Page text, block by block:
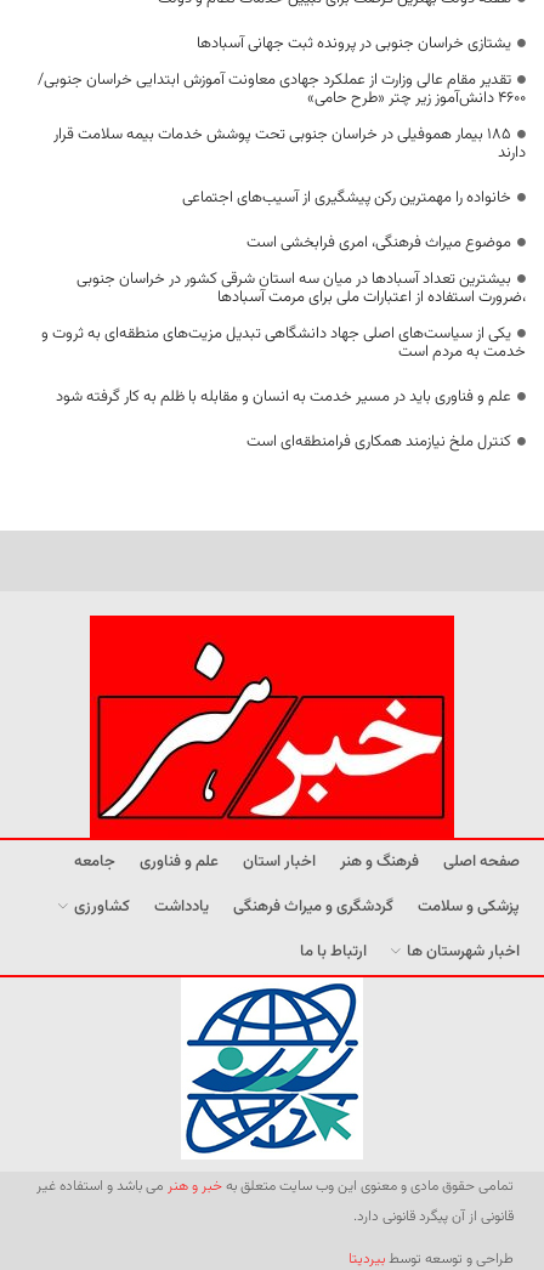
یشتازی خراسان جنوبی در پرونده ثبت جهانی آسبادها
تقدیر مقام عالی وزارت از عملکرد جهادی معاونت آموزش ابتدایی خراسان جنوبی/
۴۶۰۰ دانش‌آموز زیر چتر «طرح حامی»
۱۸۵ بیمار هموفیلی در خراسان جنوبی تحت پوشش خدمات بیمه سلامت قرار
دارند
خانواده را مهمترین رکن پیشگیری از آسیب‌های اجتماعی
موضوع میراث فرهنگی، امری فرابخشی است
بیشترین تعداد آسبادها در میان سه استان شرقی کشور در خراسان جنوبی
،ضرورت استفاده از اعتبارات ملی برای مرمت آسبادها
یکی از سیاست‌های اصلی جهاد دانشگاهی تبدیل مزیت‌های منطقه‌ای به ثروت و
خدمت به مردم است
علم و فناوری باید در مسیر خدمت به انسان و مقابله با ظلم به کار گرفته شود
کنترل ملخ نیازمند همکاری فرامنطقه‌ای است
صفحه اصلی فرهنگ و هنر اخبار استان علم و فناوری
جامعه
پزشکی و سلامت
گردشگری و میراث فرهنگی یادداشت
کشاورزی
اخبار شهرستان ها
ارتباط با ما
تمامی حقوق مادی و معنوی این وب سایت متعلق بهخبر و هنر می باشد و استفاده غیر
قانونی از آن پیگرد قانونی دارد.
طراحی و توسعه توسطبیردیتا